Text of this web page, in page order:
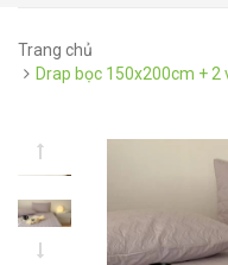
Trang chủ
Drap bọc 150x200cm + 2